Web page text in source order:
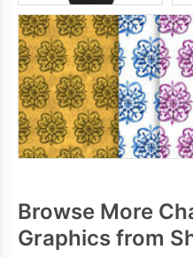
Browse More
Graphics from